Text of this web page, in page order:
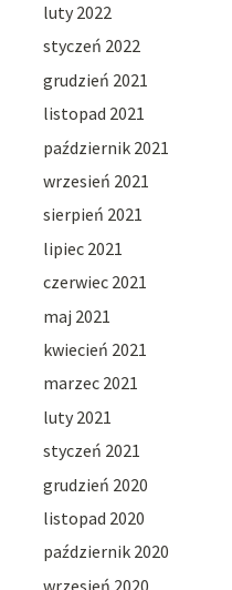
luty 2022
styczeń 2022
grudzień 2021
listopad 2021
październik 2021
wrzesień 2021
sierpień 2021
lipiec 2021
czerwiec 2021
maj 2021
kwiecień 2021
marzec 2021
luty 2021
styczeń 2021
grudzień 2020
listopad 2020
październik 2020
wrzesień 2020